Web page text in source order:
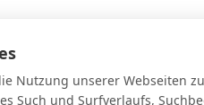
Nutzung unserer Webseiten zu
Such und Surfverlaufs,